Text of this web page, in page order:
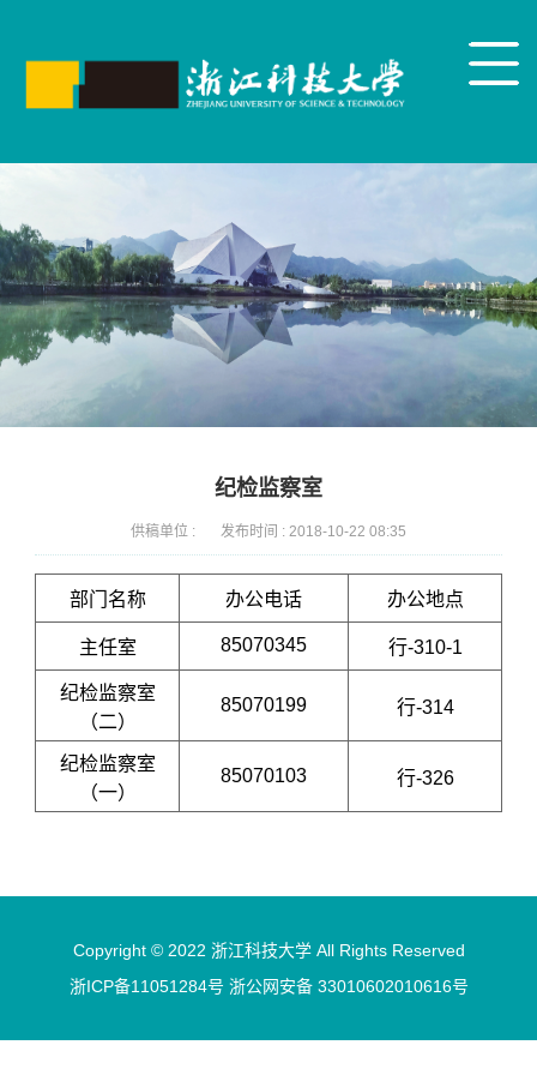
纪检监察室
供稿单位 : 发布时间 : 2018-10-22 08:35
部门名称 办公电话 办公地点
主任室 85070345 行-310-1
纪检监察室
（二）
85070199 行-314
纪检监察室
（一）
85070103 行-326
Copyright © 2022 浙江科技大学 All Rights Reserved
浙ICP备11051284号 浙公网安备 33010602010616号